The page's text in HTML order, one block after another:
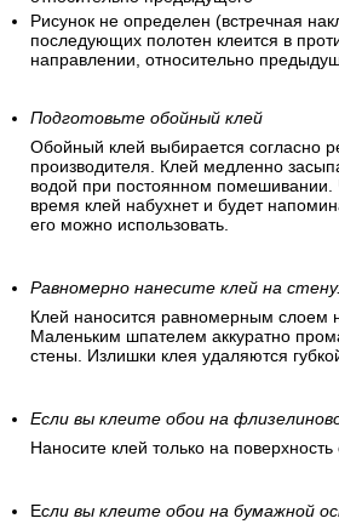
Рисунок не определен (встречная
последующих полотен клеится в
направлении, относительно
Подготовьте обойный клей
Обойный клей выбирается согласно
производителя. Клей медленно
водой при постоянном помешивании.
время клей набухнет и будет
его можно использовать.
Равномерно нанесите клей на стену.
Клей наносится равномерным слоем
Маленьким шпателем аккуратно
стены. Излишки клея удаляются
Если вы клеите обои на
Наносите клей только на поверхность
Если вы клеите обои на бумажной